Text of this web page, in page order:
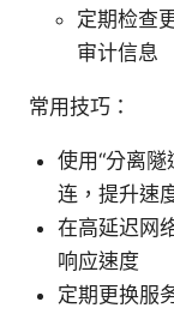
定期检查
审计信息
常用技巧：
使用“分离
连，提升速
在高延迟网
响应速度
定期更换服